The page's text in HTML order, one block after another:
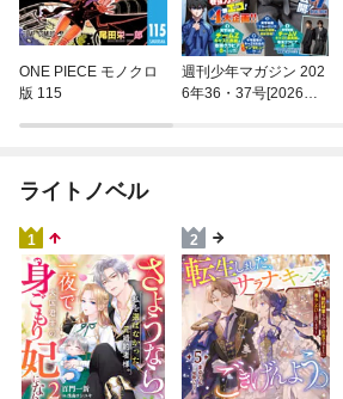
ONE PIECE モノクロ
版 115
週刊少年マガジン 202
6年36・37号[2026年8
ライトノベル
1 2